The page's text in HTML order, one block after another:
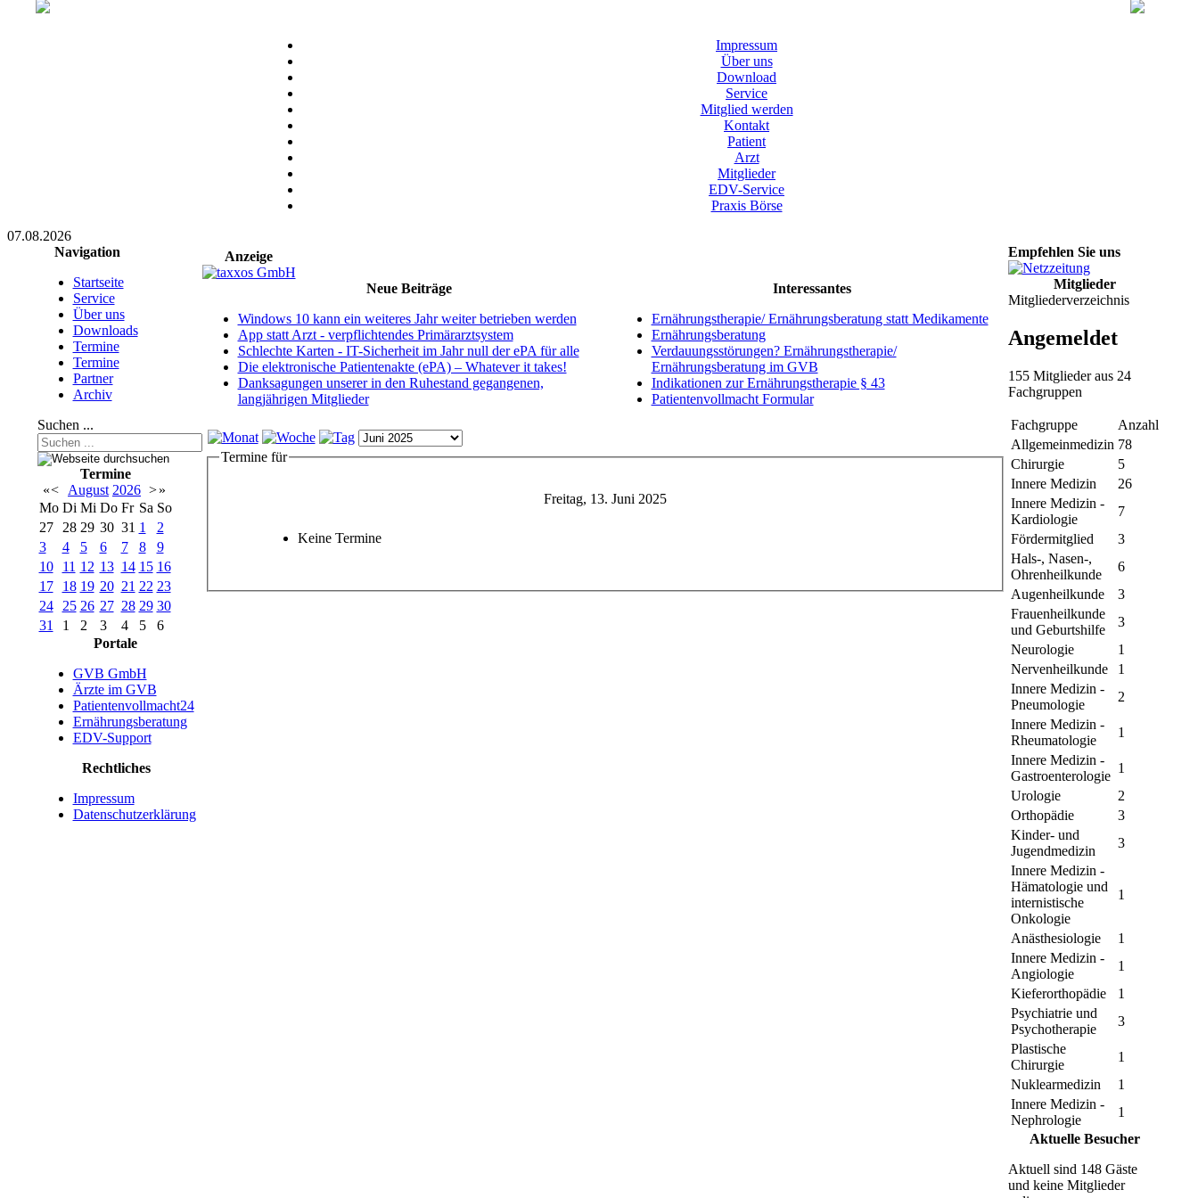
Impressum
Über uns
Download
Service
Mitglied werden
Kontakt
Patient
Arzt
Mitglieder
EDV-Service
Praxis Börse
07.08.2026
Navigation
Startseite
Service
Über uns
Downloads
Termine
Termine
Partner
Archiv
Suchen ...
Termine
«< August 2026 >»
Mo Di Mi Do Fr Sa So
27
28 29 30 31 1
2
3
4 5 6 7 8
9
10
11 12 13 14 15 16
17
18 19 20 21 22 23
24
25 26 27 28 29 30
31
1 2 3 4 5
6
Portale
GVB GmbH
Ärzte im GVB
Patientenvollmacht24
Ernährungsberatung
EDV-Support
Rechtliches
Impressum
Datenschutzerklärung
Anzeige
Neue Beiträge
Windows 10 kann ein weiteres Jahr weiter betrieben werden
App statt Arzt - verpflichtendes Primärarztsystem
Schlechte Karten - IT-Sicherheit im Jahr null der ePA für alle
Die elektronische Patientenakte (ePA) – Whatever it takes!
Danksagungen unserer in den Ruhestand gegangenen,
langjährigen Mitglieder
Interessantes
Ernährungstherapie/ Ernährungsberatung statt Medikamente
Ernährungsberatung
Verdauungsstörungen? Ernährungstherapie/
Ernährungsberatung im GVB
Indikationen zur Ernährungstherapie § 43
Patientenvollmacht Formular
Termine für
Freitag, 13. Juni 2025
Keine Termine
Empfehlen Sie uns
Mitglieder
Mitgliederverzeichnis
Angemeldet
155 Mitglieder aus 24
Fachgruppen
Fachgruppe
Anzahl
Allgemeinmedizin 78
Chirurgie
5
Innere Medizin
26
Innere Medizin -
Kardiologie
7
Fördermitglied
3
Hals-, Nasen-,
Ohrenheilkunde
6
Augenheilkunde
3
Frauenheilkunde
und Geburtshilfe
3
Neurologie
1
Nervenheilkunde
1
Innere Medizin -
Pneumologie
2
Innere Medizin -
Rheumatologie
1
Innere Medizin -
Gastroenterologie
1
Urologie
2
Orthopädie
3
Kinder- und
Jugendmedizin
3
Innere Medizin -
Hämatologie und
internistische
Onkologie
1
Anästhesiologie
1
Innere Medizin -
Angiologie
1
Kieferorthopädie
1
Psychiatrie und
Psychotherapie
3
Plastische
Chirurgie
1
Nuklearmedizin
1
Innere Medizin -
Nephrologie
1
Aktuelle Besucher
Aktuell sind 148 Gäste
und keine Mitglieder